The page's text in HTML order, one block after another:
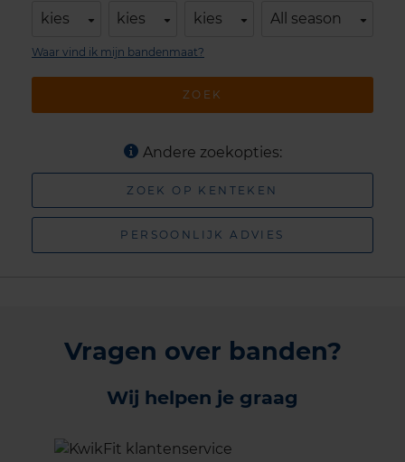
kies kies kies All season
ZOEK
Waar vind ik mijn bandenmaat?
Andere zoekopties:
ZOEK OP KENTEKEN
PERSOONLIJK ADVIES
Vragen over banden?
Wij helpen je graag